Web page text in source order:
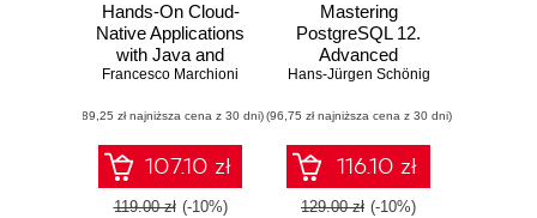
Hands-On Cloud-
Native Applications
with Java and
Quarkus. Build
Kubernetes-native
Java serverless
applications
Francesco Marchioni
(89,25 zł najniższa cena z 30 dni)
107.10 zł
119.00 zł (-10%)
Mastering
PostgreSQL 12.
Advanced
techniques to build
scalable and
reliable
PostgreSQL
database
applications - Third
Hans-Jürgen Schönig
(96,75 zł najniższa cena z 30 dni)
116.10 zł
129.00 zł (-10%)